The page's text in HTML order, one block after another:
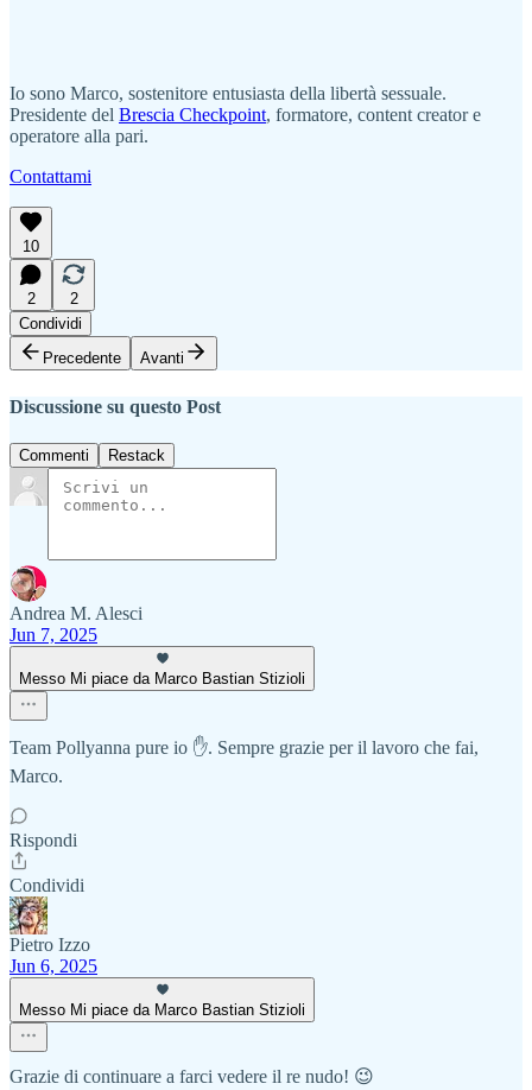
Io sono Marco, sostenitore entusiasta della libertà sessuale.
Presidente del Brescia Checkpoint, formatore, content creator e
operatore alla pari.
Contattami
10
2
2
Condividi
Precedente
Avanti
Discussione su questo Post
Commenti Restack
Andrea M. Alesci
Jun 7, 2025
Messo Mi piace da Marco Bastian Stizioli
Team Pollyanna pure io ✋. Sempre grazie per il lavoro che fai,
Marco.
Rispondi
Condividi
Pietro Izzo
Jun 6, 2025
Messo Mi piace da Marco Bastian Stizioli
Grazie di continuare a farci vedere il re nudo! 😉